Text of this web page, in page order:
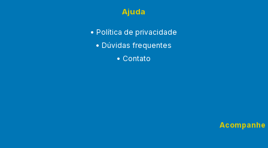
Ajuda
• Política de privacidade
• Dúvidas frequentes
• Contato
Acompanhe